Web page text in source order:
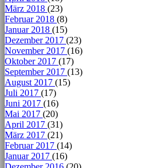
März 2018 (23)
Februar 2018 (8)
Januar 2018 (15)
Dezember 2017 (23)
November 2017 (16)
Oktober 2017 (17)
September 2017 (13)
August 2017 (15)
Juli 2017 (17)
Juni 2017 (16)
Mai 2017 (20)
April 2017 (31)
März 2017 (21)
Februar 2017 (14)
Januar 2017 (16)